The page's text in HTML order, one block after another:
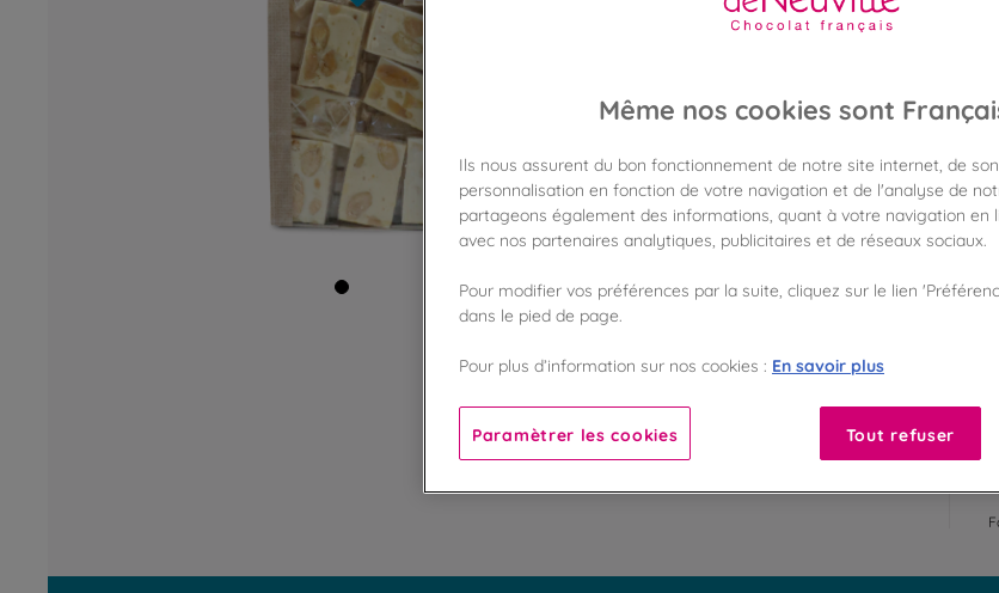
Frais
dès
Même nos cookies sont
Ils nous assurent du bon fonctionnement de notre site internet, de
personnalisation en fonction de votre navigation et de l'analyse de
partageons également des informations, quant à votre navigation en
avec nos partenaires analytiques, publicitaires et de réseaux sociaux.
Pour modifier vos préférences par la suite, cliquez sur le lien
dans le pied de page.
Pour plus d’information sur nos cookies : En savoir plus
Paramètrer les cookies Tout refuser